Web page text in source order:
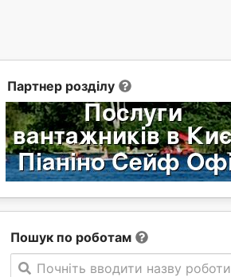
Партнер розділу
Пошук по роботам
Почніть вводити назву роботи